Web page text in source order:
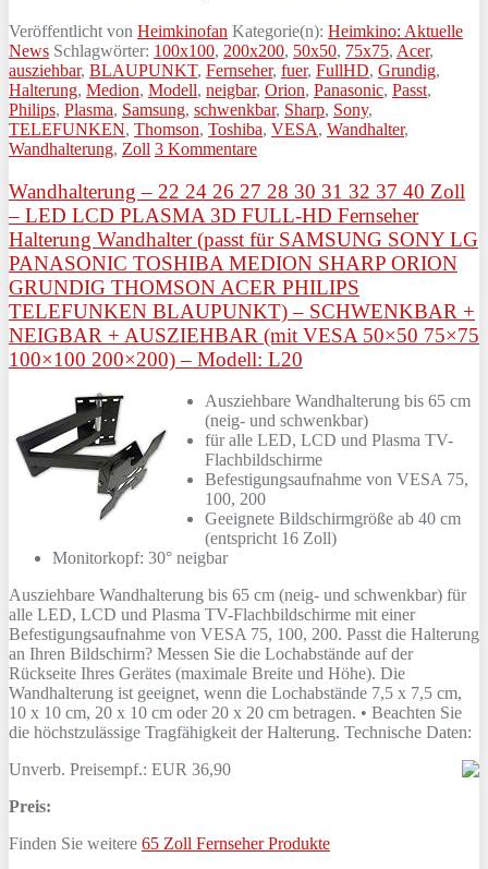
Veröffentlicht von Heimkinofan Kategorie(n): Heimkino: Aktuelle
News Schlagwörter: 100x100, 200x200, 50x50, 75x75, Acer,
ausziehbar, BLAUPUNKT, Fernseher, fuer, FullHD, Grundig,
Halterung, Medion, Modell, neigbar, Orion, Panasonic, Passt,
Philips, Plasma, Samsung, schwenkbar, Sharp, Sony,
TELEFUNKEN, Thomson, Toshiba, VESA, Wandhalter,
Wandhalterung, Zoll 3 Kommentare
Wandhalterung – 22 24 26 27 28 30 31 32 37 40 Zoll
– LED LCD PLASMA 3D FULL-HD Fernseher
Halterung Wandhalter (passt für SAMSUNG SONY LG
PANASONIC TOSHIBA MEDION SHARP ORION
GRUNDIG THOMSON ACER PHILIPS
TELEFUNKEN BLAUPUNKT) – SCHWENKBAR +
NEIGBAR + AUSZIEHBAR (mit VESA 50×50 75×75
100×100 200×200) – Modell: L20
Ausziehbare Wandhalterung bis 65 cm
(neig- und schwenkbar)
für alle LED, LCD und Plasma TV-
Flachbildschirme
Befestigungsaufnahme von VESA 75,
100, 200
Geeignete Bildschirmgröße ab 40 cm
(entspricht 16 Zoll)
Monitorkopf: 30° neigbar
Ausziehbare Wandhalterung bis 65 cm (neig- und schwenkbar) für
alle LED, LCD und Plasma TV-Flachbildschirme mit einer
Befestigungsaufnahme von VESA 75, 100, 200. Passt die Halterung
an Ihren Bildschirm? Messen Sie die Lochabstände auf der
Rückseite Ihres Gerätes (maximale Breite und Höhe). Die
Wandhalterung ist geeignet, wenn die Lochabstände 7,5 x 7,5 cm,
10 x 10 cm, 20 x 10 cm oder 20 x 20 cm betragen. • Beachten Sie
die höchstzulässige Tragfähigkeit der Halterung. Technische Daten:
Unverb. Preisempf.: EUR 36,90
Preis:
Finden Sie weitere 65 Zoll Fernseher Produkte